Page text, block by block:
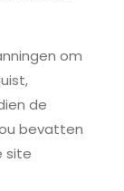
om
de
bevatten
site